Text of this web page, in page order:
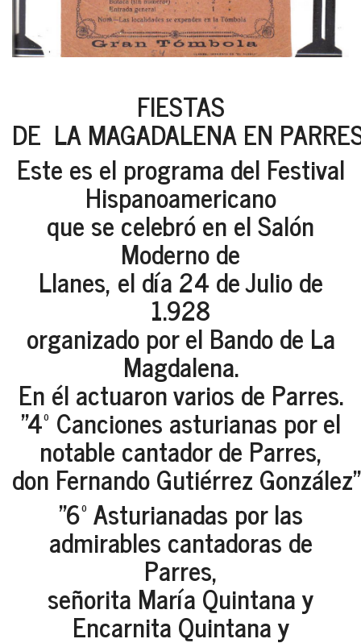
FIESTAS
DE LA MAGADALENA EN
Este es el programa del Festival
Hispanoamericano
que se celebró en el Salón
Moderno de
Llanes, el día 24 de Julio de
1.928
organizado por el Bando de La
Magdalena.
En él actuaron varios de Parres.
"4º Canciones asturianas por el
notable cantador de Parres,
don Fernando Gutiérrez
"6º Asturianadas por las
admirables cantadoras de
Parres,
señorita María Quintana y
Encarnita Quintana y